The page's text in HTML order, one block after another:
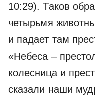
10:29). Таков
четырьмя
и падает там
«Небеса –
колесница и
сказали наши